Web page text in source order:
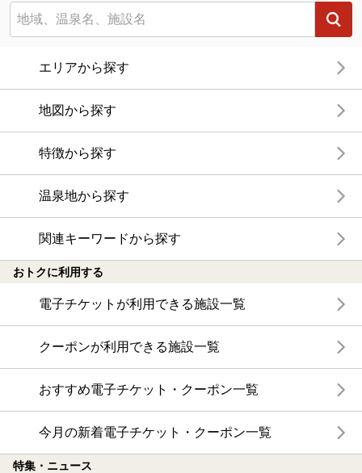
エリアから探す
地図から探す
特徴から探す
温泉地から探す
関連キーワードから探す
おトクに利用する
電子チケットが利用できる施設一覧
クーポンが利用できる施設一覧
おすすめ電子チケット・クーポン一覧
今月の新着電子チケット・クーポン一覧
特集・ニュース